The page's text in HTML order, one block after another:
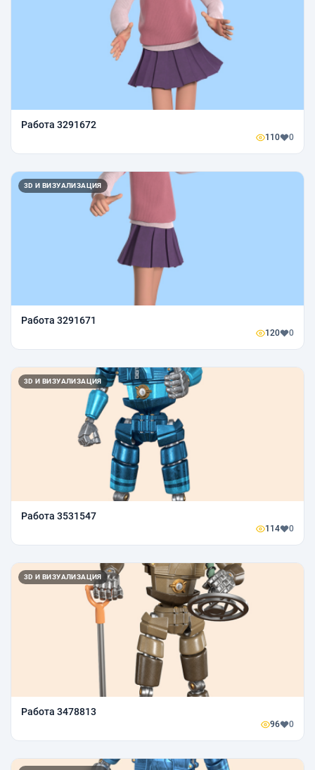
Работа 3291672
110 0
3D И ВИЗУАЛИЗАЦИЯ
Работа 3291671
120 0
3D И ВИЗУАЛИЗАЦИЯ
Работа 3531547
114 0
3D И ВИЗУАЛИЗАЦИЯ
Работа 3478813
96 0